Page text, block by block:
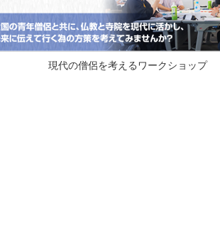
現代の僧侶を考えるワークショップ